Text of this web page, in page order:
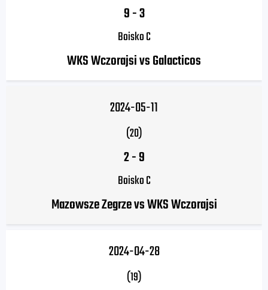
9-3
Boisko C
WKS Wczorajsi vs Galacticos
2024-05-11
(20)
2-9
Boisko C
Mazowsze Zegrze vs WKS Wczorajsi
2024-04-28
(19)